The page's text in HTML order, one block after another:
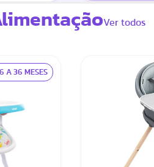
Ver todos
A 36 MESES